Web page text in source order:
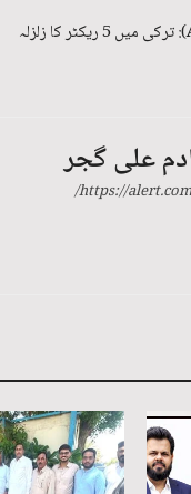
علی گجر
https://